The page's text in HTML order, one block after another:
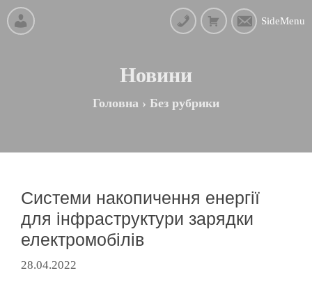
SideMenu
Новини
Головна › Без рубрики
Системи накопичення енергії
для інфраструктури зарядки
електромобілів
28.04.2022